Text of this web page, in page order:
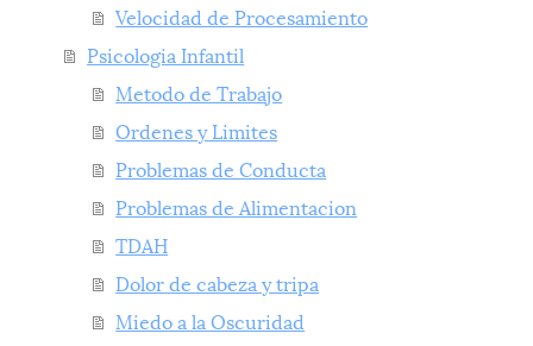
Velocidad de Procesamiento
Psicologia Infantil
Metodo de Trabajo
Ordenes y Limites
Problemas de Conducta
Problemas de Alimentacion
TDAH
Dolor de cabeza y tripa
Miedo a la Oscuridad